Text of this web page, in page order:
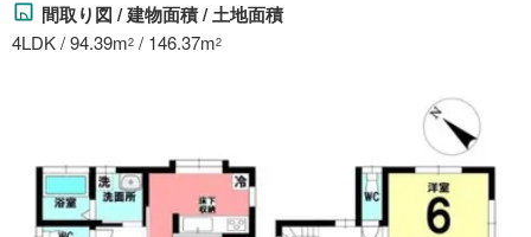
間取り図 / 建物面積 / 土地面積
4LDK / 94.39m2 / 146.37m2